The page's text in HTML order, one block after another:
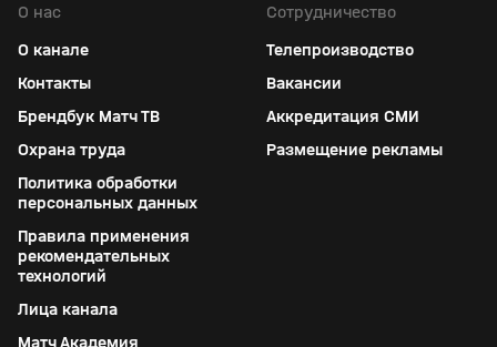
О нас
О канале
Контакты
Брендбук Матч ТВ
Охрана труда
Политика обработки
персональных данных
Правила применения
рекомендательных
технологий
Лица канала
Матч Академия
Сотрудничество
Телепроизводство
Вакансии
Аккредитация СМИ
Размещение рекламы